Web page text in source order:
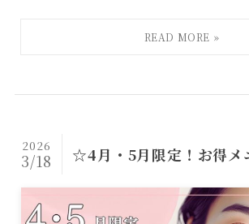
☆4月・5月限定！お得
2026
3/18